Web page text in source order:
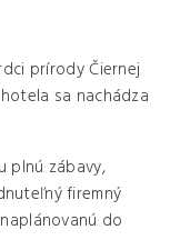
prírody Čiernej
sa nachádza
plnú zábavy,
firemný
do